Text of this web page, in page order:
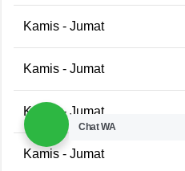
Kamis - Jumat
Kamis - Jumat
Kamis - Jumat
Kamis - Jumat
Chat WA